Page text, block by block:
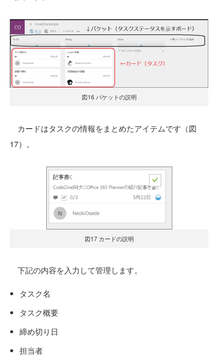
図16 バケットの説明
カードはタスクの情報をまとめたアイテムです（図
17）。
図17 カードの説明
下記の内容を入力して管理します。
タスク名
タスク概要
締め切り日
担当者